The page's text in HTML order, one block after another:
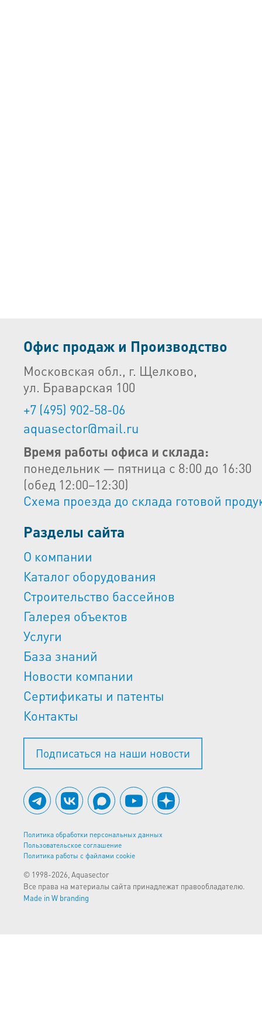
Офис продаж и Производство
Московская обл., г. Щелково,
ул. Браварская 100
+7 (495) 902-58-06
aquasector@mail.ru
Время работы офиса и склада:
понедельник — пятница с 8:00 до 16:30
(обед 12:00–12:30)
Схема проезда до склада готовой
Разделы сайта
О компании
Каталог оборудования
Строительство бассейнов
Галерея объектов
Услуги
База знаний
Новости компании
Сертификаты и патенты
Контакты
Подписаться на наши новости
Политика обработки персональных данных
Пользовательское соглашение
Политика работы с файлами cookie
© 1998-2026, Aquasector
Все права на материалы сайта принадлежат правообладателю.
Made in W branding